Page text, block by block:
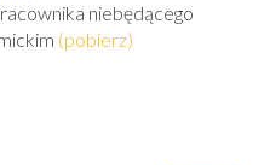
niebędącego
(pobierz)